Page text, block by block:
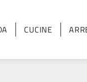
CUCINE